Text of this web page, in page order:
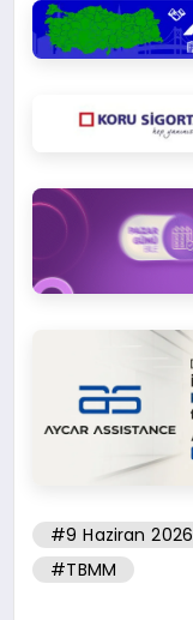
#9 Haziran 2026
#TBMM